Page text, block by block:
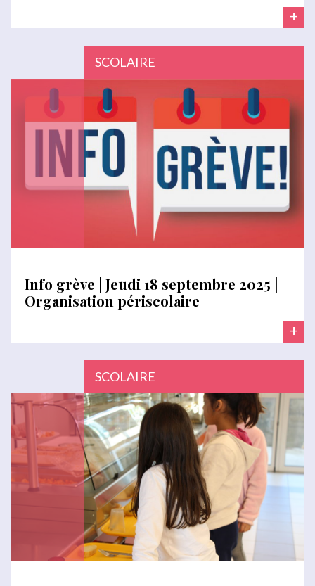
+
SCOLAIRE
Info grève | Jeudi 18 septembre 2025 |
Organisation périscolaire
+
SCOLAIRE